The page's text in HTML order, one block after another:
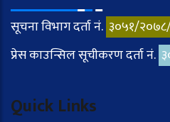
सूचना विभाग दर्ता नं. ३०५१/
प्रेस काउन्सिल सूचीकरण दर्ता नं.
Quick Links